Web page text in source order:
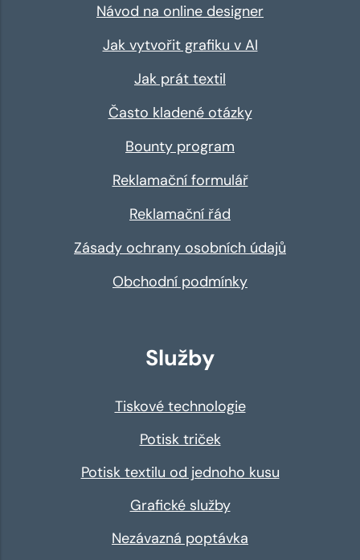
Návod na online designer
Jak vytvořit grafiku v AI
Jak prát textil
Často kladené otázky
Bounty program
Reklamační formulář
Reklamační řád
Zásady ochrany osobních údajů
Obchodní podmínky
Služby
Tiskové technologie
Potisk triček
Potisk textilu od jednoho kusu
Grafické služby
Nezávazná poptávka